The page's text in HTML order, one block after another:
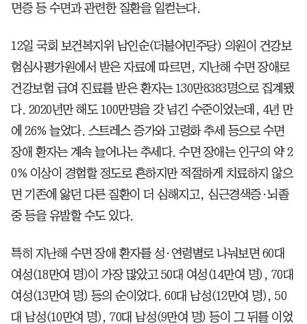
면증 등 수면과 관련한 질환을 일컫는다.
12일 국회 보건복지위 남인순(더불어민주당) 의원이 건강보
험심사평가원에서 받은 자료에 따르면, 지난해 수면 장애로
건강보험 급여 진료를 받은 환자는 130만8383명으로 집계됐
다. 2020년만 해도 100만명을 갓 넘긴 수준이었는데, 4년 만
에 26% 늘었다. 스트레스 증가와 고령화 추세 등으로 수면
장애 환자는 계속 늘어나는 추세다. 수면 장애는 인구의 약 2
0% 이상이 경험할 정도로 흔하지만 적절하게 치료하지 않으
면 기존에 앓던 다른 질환이 더 심해지고, 심근경색증·뇌졸
중 등을 유발할 수도 있다.
특히 지난해 수면 장애 환자를 성·연령별로 나눠보면 60대
여성(18만여 명)이 가장 많았고 50대 여성(14만여 명), 70대
여성(13만여 명) 등의 순이었다. 60대 남성(12만여 명), 50
대 남성(10만여 명), 70대 남성(9만여 명) 등이 그 뒤를 이었